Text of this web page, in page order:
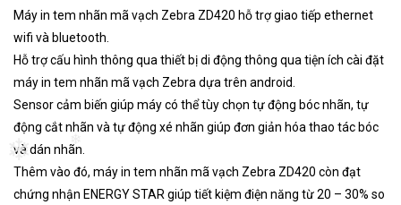
Máy in tem nhãn mã vạch Zebra ZD420 hỗ trợ giao tiếp ethernet
wifi và bluetooth.
Hỗ trợ cấu hình thông qua thiết bị di động thông qua tiện ích cài đặt
máy in tem nhãn mã vạch Zebra dựa trên android.
Sensor cảm biến giúp máy có thể tùy chọn tự động bóc nhãn, tự
động cắt nhãn và tự động xé nhãn giúp đơn giản hóa thao tác bóc
và dán nhãn.
Thêm vào đó, máy in tem nhãn mã vạch Zebra ZD420 còn đạt
chứng nhận ENERGY STAR giúp tiết kiệm điện năng từ 20 – 30% so
❄